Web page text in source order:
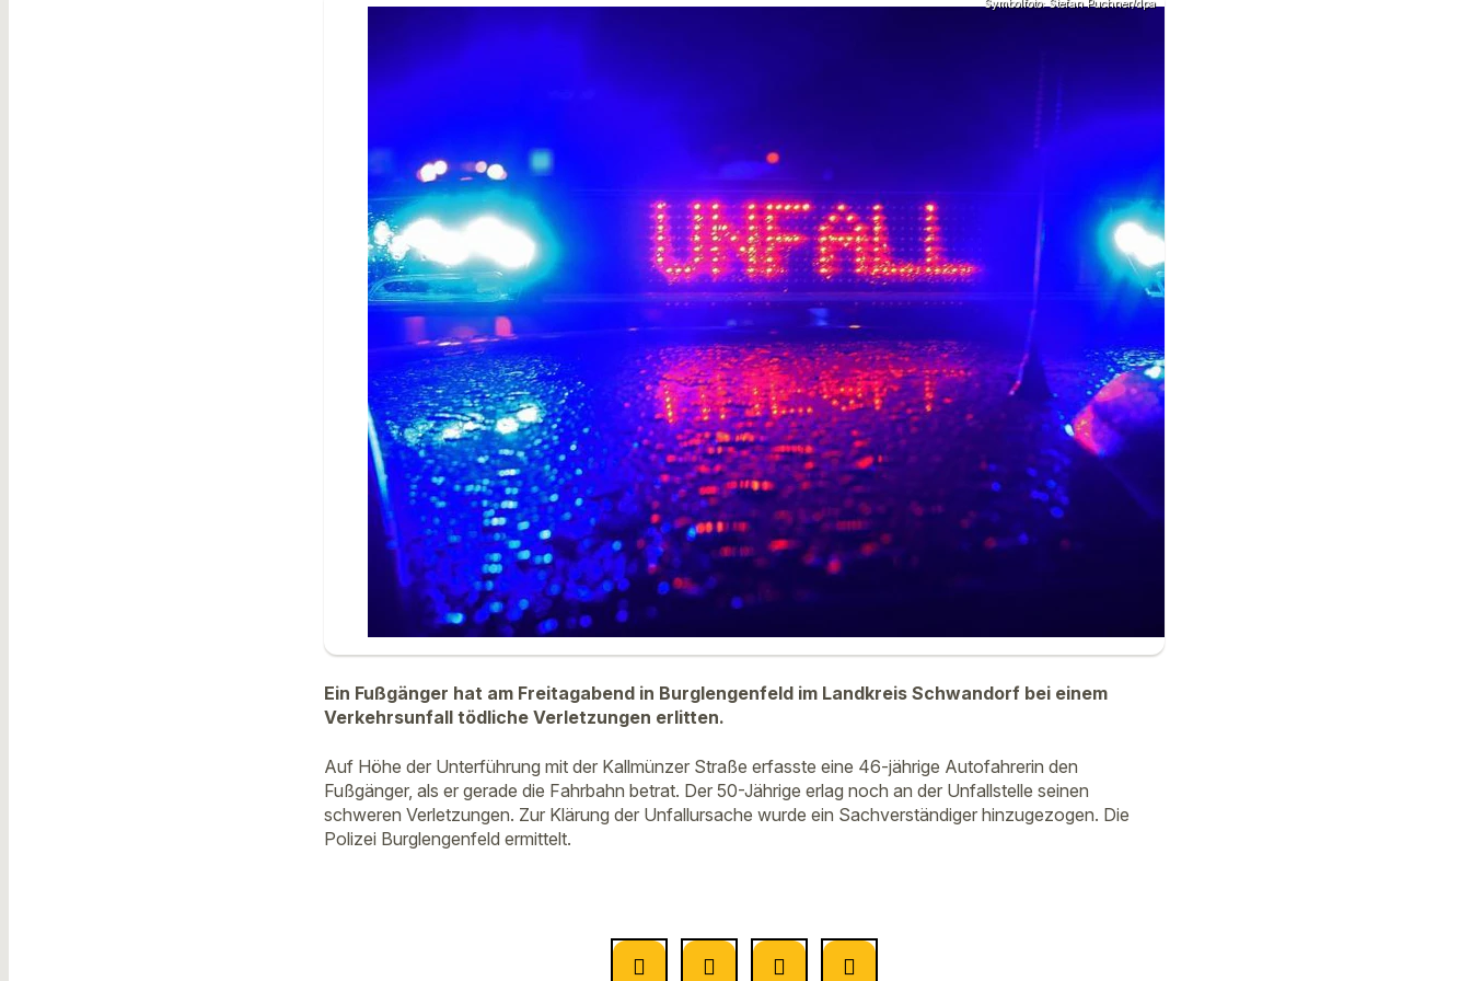
Symbolfoto: Stefan Puchner/dpa
Ein Fußgänger hat am Freitagabend in Burglengenfeld im Landkreis Schwandorf bei einem
Verkehrsunfall tödliche Verletzungen erlitten.
Auf Höhe der Unterführung mit der Kallmünzer Straße erfasste eine 46-jährige Autofahrerin den
Fußgänger, als er gerade die Fahrbahn betrat. Der 50-Jährige erlag noch an der Unfallstelle seinen
schweren Verletzungen. Zur Klärung der Unfallursache wurde ein Sachverständiger hinzugezogen. Die
Polizei Burglengenfeld ermittelt.